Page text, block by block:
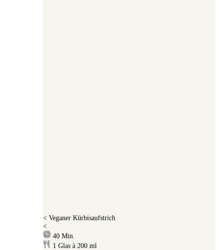
< Veganer Kürbisaufstrich
<
40Minuten
Min.
1 Glas à 200 ml